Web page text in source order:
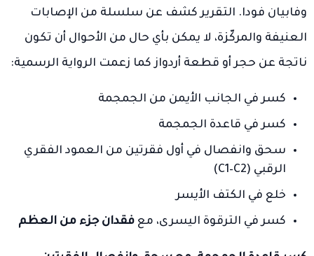
وفابيان فودا. التقرير كشف عن سلسلة من الإصابات
العنيفة والمركّزة، لا يمكن بأي حال من الأحوال أن تكون
ناتجة عن حجر أو قطعة أردواز كما زعمت الرواية الرسمية:
كسر في الجانب الأيمن من الجمجمة
كسر في قاعدة الجمجمة
سحق وانفصال في أول فقرتين من العمود الفقري
الرقبي (C1–C2)
خلع في الكتف الأيسر
كسر في الترقوة اليسرى، مع فقدان جزء من العظم